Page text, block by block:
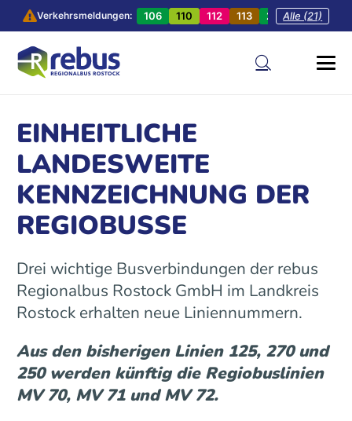
Verkehrsmeldungen: 106 110 112 113 201 202
Alle (21)
EINHEITLICHE
LANDESWEITE
KENNZEICHNUNG DER
REGIOBUSSE
Drei wichtige Busverbindungen der rebus
Regionalbus Rostock GmbH im Landkreis
Rostock erhalten neue Liniennummern.
Aus den bisherigen Linien 125, 270 und
250 werden künftig die Regiobuslinien
MV 70, MV 71 und MV 72.